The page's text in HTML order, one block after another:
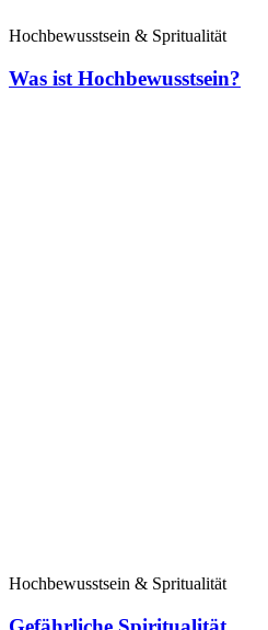
Hochbewusstsein & Spritualität
Was ist Hochbewusstsein?
Hochbewusstsein & Spritualität